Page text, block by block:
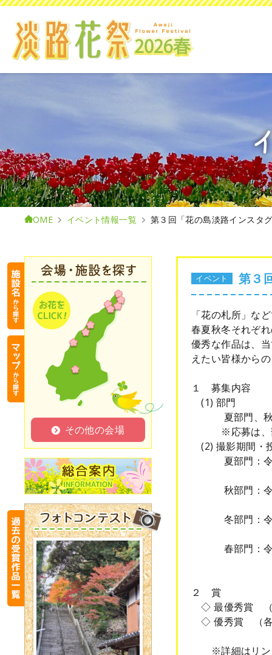
HOME イベント情報一覧 第３回「花の島淡路インスタ
その他の会場
イベント 第３
「花の札所」な
春夏秋冬それぞ
優秀な作品は、
えたい皆様から
１ 募集内容
(1) 部門
夏部門、秋部
※応募は、部
(2) 撮影期間・
夏部門：令和
秋部門：令和
冬部門：令和
春部門：令和
２ 賞
◇ 最優秀賞 （
◇ 優秀賞 （各
※詳細はリンク